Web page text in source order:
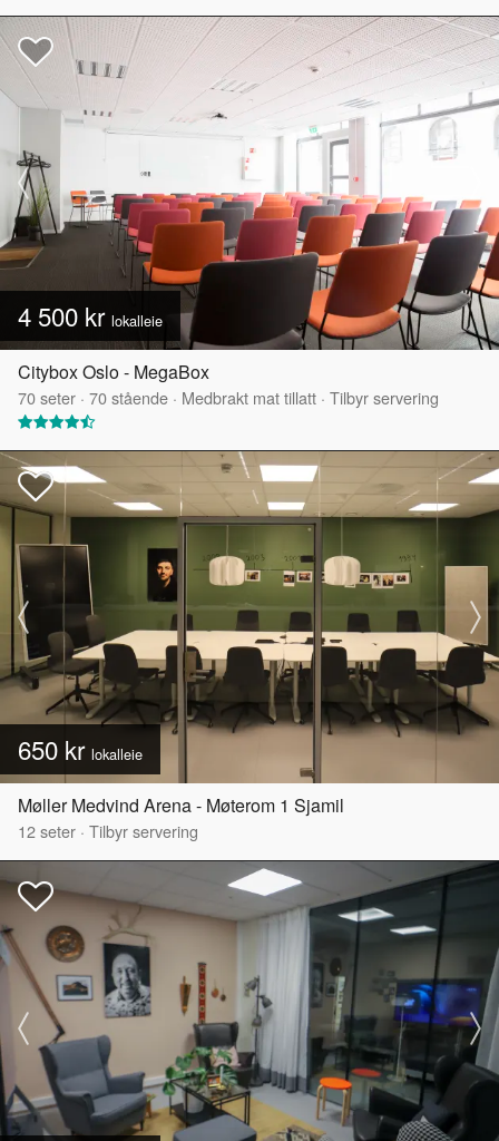
4 500 kr lokalleie
Citybox Oslo - MegaBox
70seter · 70stående · Medbrakt mat tillatt · Tilbyr servering
650 kr lokalleie
Møller Medvind Arena - Møterom 1 Sjamil
12seter · Tilbyr servering